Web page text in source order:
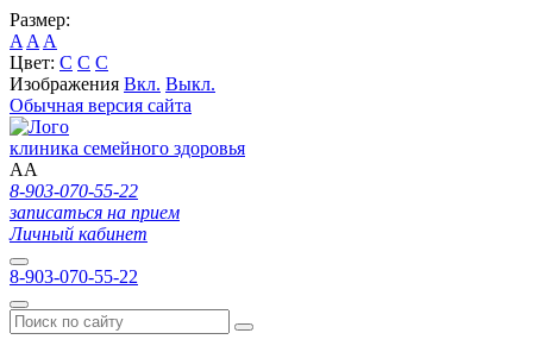
Размер:
A A A
Цвет: C C C
Изображения Вкл. Выкл.
Обычная версия сайта
клиника семейного здоровья
AA
8-903-070-55-22
записаться на прием
Личный кабинет
8-903-070-55-22